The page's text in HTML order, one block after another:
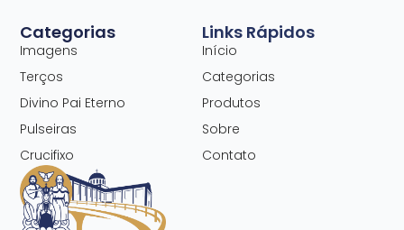
Links Rápidos
Início
Categorias
Produtos
Sobre
Contato
Categorias
Imagens
Terços
Divino Pai Eterno
Pulseiras
Crucifixo